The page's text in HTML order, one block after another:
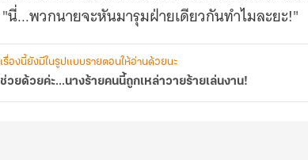
"นี่...พวกนายจะหันมารุมฝ่ายเดียวกันทำไมละยะ!"
เรื่องนี้ยังมีในรูปแบบรายตอนให้อ่านด้วยนะ
ช่วยด้วยค่ะ...นางร้ายคนนี้ถูกเหล่าวายร้ายเล่นงาน!